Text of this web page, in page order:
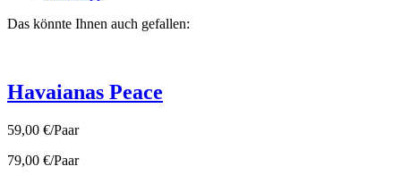
Das könnte Ihnen auch gefallen:
Havaianas Peace
59,00 €/Paar
79,00 €/Paar